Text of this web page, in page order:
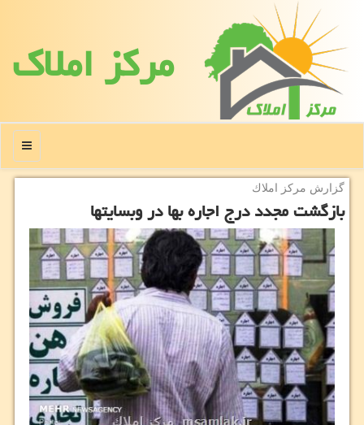
مركز املاك
منو
گزارش مركز املاك
بازگشت مجدد درج اجاره بها در وبسایتها